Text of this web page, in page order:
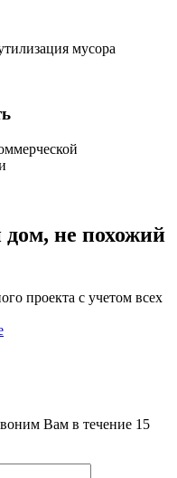
мусора
не похожий
проекта с учетом всех
Вам в течение 15